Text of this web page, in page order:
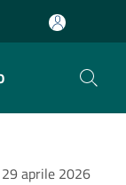
aprile 2026